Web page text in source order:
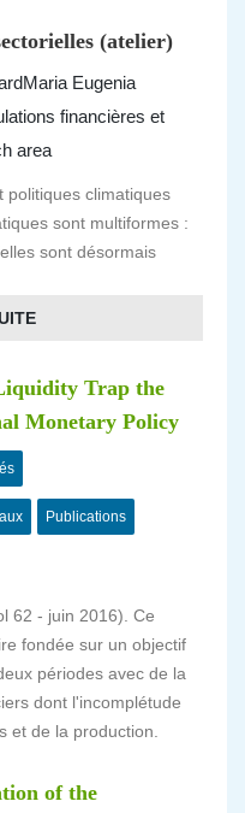
(atelier)
Maria Eugenia
financières et
area
politiques climatiques
sont multiformes :
sont désormais
Trap the
Monetary Policy
Publications
62 - juin 2016). Ce
fondée sur un objectif
périodes avec de la
dont l'incomplétude
et de la production.
of the